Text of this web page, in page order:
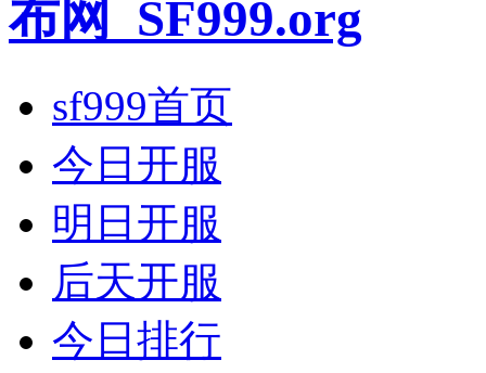
sf999首页
今日开服
明日开服
后天开服
今日排行